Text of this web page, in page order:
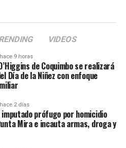
VIDEOS
hace 9 horas
de Coquimbo se realizará
Día de la Niñez con enfoque
hace 2 días
imputado prófugo por homicidio
Mira e incauta armas, droga y